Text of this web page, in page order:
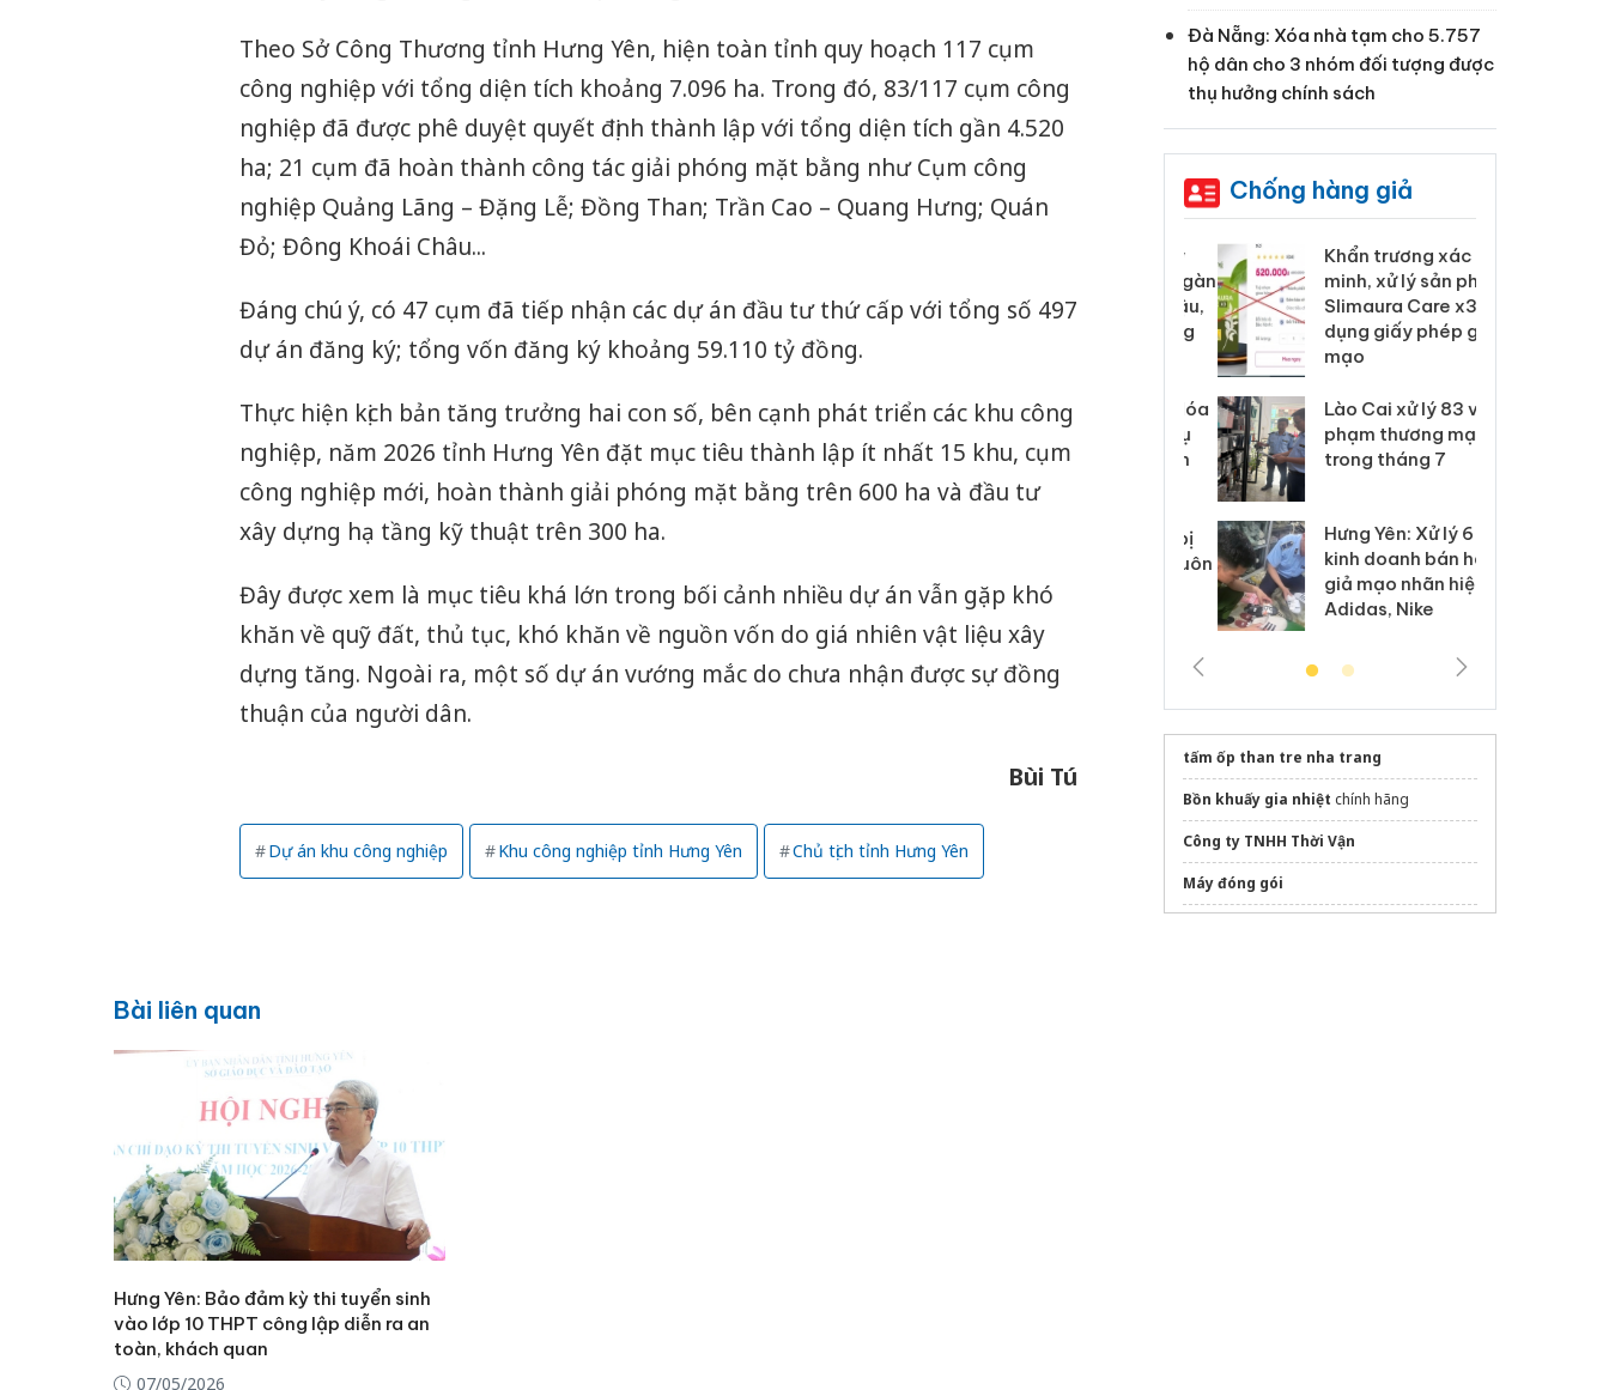
Theo Sở Công Thương tỉnh Hưng Yên, hiện toàn tỉnh quy hoạch 117 cụm
công nghiệp với tổng diện tích khoảng 7.096 ha. Trong đó, 83/117 cụm công
nghiệp đã được phê duyệt quyết định thành lập với tổng diện tích gần 4.520
ha; 21 cụm đã hoàn thành công tác giải phóng mặt bằng như Cụm công
nghiệp Quảng Lãng – Đặng Lễ; Đồng Than; Trần Cao – Quang Hưng; Quán
Đỏ; Đông Khoái Châu...
Đáng chú ý, có 47 cụm đã tiếp nhận các dự án đầu tư thứ cấp với tổng số 497
dự án đăng ký; tổng vốn đăng ký khoảng 59.110 tỷ đồng.
Thực hiện kịch bản tăng trưởng hai con số, bên cạnh phát triển các khu công
nghiệp, năm 2026 tỉnh Hưng Yên đặt mục tiêu thành lập ít nhất 15 khu, cụm
công nghiệp mới, hoàn thành giải phóng mặt bằng trên 600 ha và đầu tư
xây dựng hạ tầng kỹ thuật trên 300 ha.
Đây được xem là mục tiêu khá lớn trong bối cảnh nhiều dự án vẫn gặp khó
khăn về quỹ đất, thủ tục, khó khăn về nguồn vốn do giá nhiên vật liệu xây
dựng tăng. Ngoài ra, một số dự án vướng mắc do chưa nhận được sự đồng
thuận của người dân.
Bùi Tú
Dự án khu công nghiệp Khu công nghiệp tỉnh Hưng Yên Chủ tịch tỉnh Hưng Yên
Bài liên quan
Hưng Yên: Bảo đảm kỳ thi tuyển sinh
vào lớp 10 THPT công lập diễn ra an
toàn, khách quan
07/05/2026
Đà Nẵng: Xóa nhà tạm cho 5.757
hộ dân cho 3 nhóm đối tượng được
thụ hưởng chính sách
Chống hàng giả
sản phẩm nhập lậu,
Công an Thanh Hóa
tìm bị hại trong vụ
án sản xuất, buôn
bán yến sào giả
bán bình sữa
Khẩn trương xác
minh, xử lý sản phẩm
Slimaura Care x3 sử
dụng giấy phép giả
mạo
Lào Cai xử lý 83 vụ vi
phạm thương mại
trong tháng 7
Hưng Yên: Xử lý 6 hộ
kinh doanh bán hàng
giả mạo nhãn hiệu
Adidas, Nike
tấm ốp than tre nha trang
Bồn khuấy gia nhiệt chính hãng
Công ty TNHH Thời Vận
Máy đóng gói